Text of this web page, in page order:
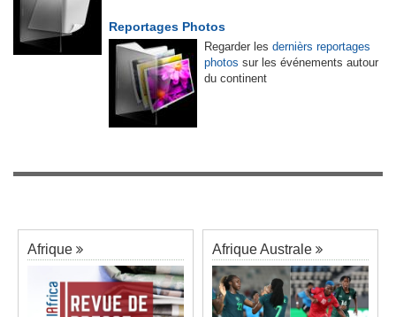
Reportages Photos
Regarder les dernièrs reportages
photos sur les événements autour
du continent
Afrique Afrique Australe